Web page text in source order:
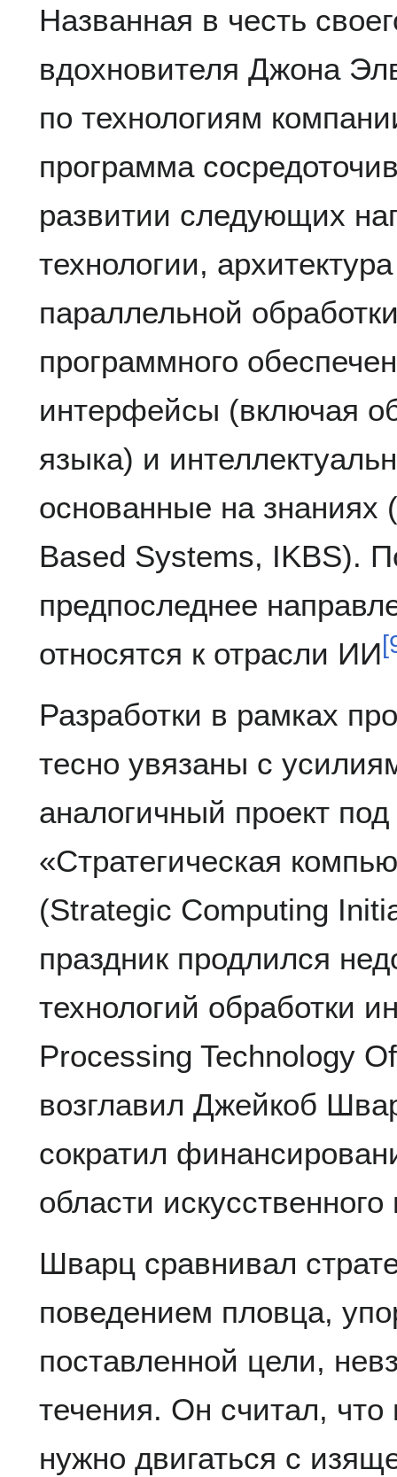
Названная в честь
вдохновителя Джона
по технологиям
программа
развитии следующих
технологии,
параллельной
программного
интерфейсы (включая
языка) и
основанные на знаниях
Based Systems, IKBS).
предпоследнее
относятся к отрасли ИИ[
Разработки в рамках
тесно увязаны с
аналогичный проект
«Стратегическая
(Strategic Computing
праздник продлился
технологий обработки
Processing Technology
возглавил Джейкоб
сократил
области искусственного
Шварц сравнивал
поведением пловца,
поставленной цели,
течения. Он считал, что
нужно двигаться с